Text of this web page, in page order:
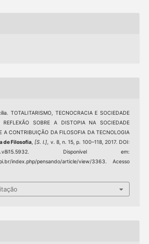
TOTALITARISMO, TECNOCRACIA E SOCIEDADE
SOBRE A DISTOPIA NA SOCIEDADE
A CONTRIBUIÇÃO DA FILOSOFIA DA TECNOLOGIA
de Filosofia,[S. l.], v. 8, n. 15, p. 100–118, 2017. DOI:
Disponível em:
index.php/pensando/article/view/3363. Acesso